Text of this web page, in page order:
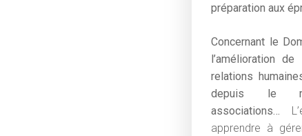
préparation aux
Concernant le
l’amélioration
relations
depuis le
associations…
apprendre à